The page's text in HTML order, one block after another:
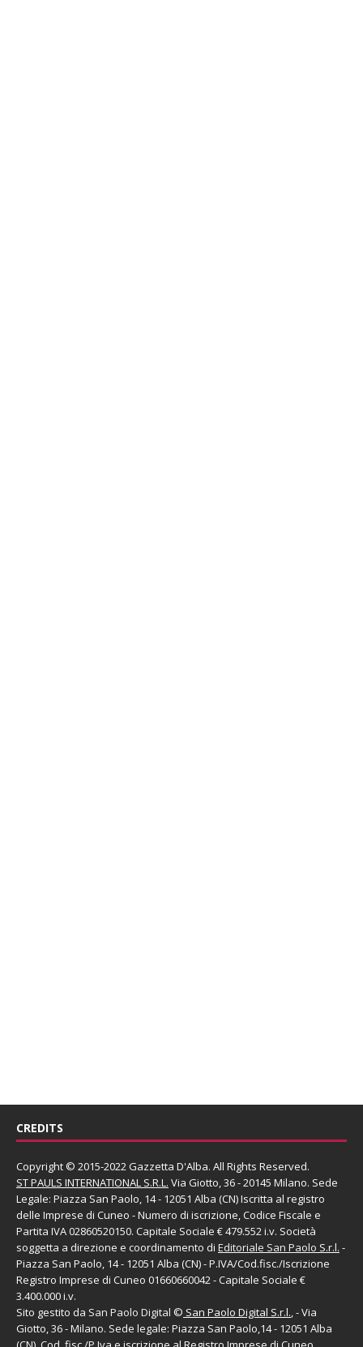
CREDITS
Copyright © 2015-2022 Gazzetta D'Alba. All Rights Reserved.
ST PAULS INTERNATIONAL S.R.L. Via Giotto, 36 - 20145 Milano. Sede
Legale: Piazza San Paolo, 14 - 12051 Alba (CN) Iscritta al registro
delle Imprese di Cuneo - Numero di iscrizione, Codice Fiscale e
Partita IVA 02860520150. Capitale Sociale € 479.552 i.v. Società
soggetta a direzione e coordinamento di Editoriale San Paolo S.r.l. -
Piazza San Paolo, 14 - 12051 Alba (CN) - P.IVA/Cod.fisc./Iscrizione
Registro Imprese di Cuneo 01660660042 - Capitale Sociale €
3.400.000 i.v.
Sito gestito da San Paolo Digital © San Paolo Digital S.r.l., - Via
Giotto, 36 - Milano. Sede legale: Piazza San Paolo,14 - 12051 Alba